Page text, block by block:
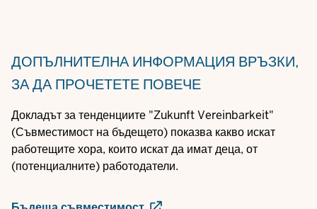
ДОПЪЛНИТЕЛНА ИНФОРМАЦИЯ ВРЪЗКИ,
ЗА ДА ПРОЧЕТЕТЕ ПОВЕЧЕ
Докладът за тенденциите "Zukunft Vereinbarkeit"
(Съвместимост на бъдещето) показва какво искат
работещите хора, които искат да имат деца, от
(потенциалните) работодатели.